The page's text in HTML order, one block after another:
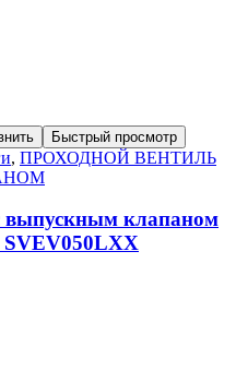
Быстрый просмотр
, ПРОХОДНОЙ ВЕНТИЛЬ
выпускным клапаном